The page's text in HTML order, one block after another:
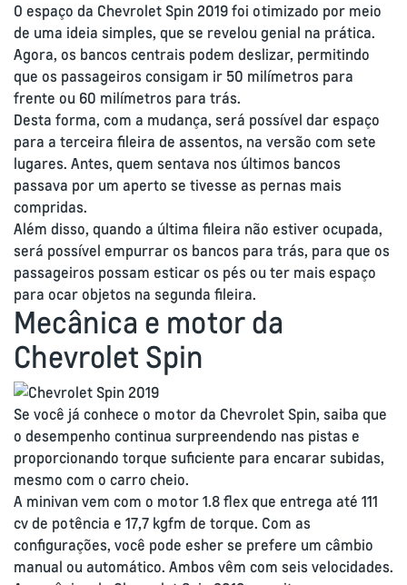
O espaço da Chevrolet Spin 2019 foi otimizado por meio
de uma ideia simples, que se revelou genial na prática.
Agora, os bancos centrais podem deslizar, permitindo
que os passageiros consigam ir 50 milímetros para
frente ou 60 milímetros para trás.
Desta forma, com a mudança, será possível dar espaço
para a terceira fileira de assentos, na versão com sete
lugares. Antes, quem sentava nos últimos bancos
passava por um aperto se tivesse as pernas mais
compridas.
Além disso, quando a última fileira não estiver ocupada,
será possível empurrar os bancos para trás, para que os
passageiros possam esticar os pés ou ter mais espaço
para ocar objetos na segunda fileira.
Mecânica e motor da
Chevrolet Spin
Se você já conhece o motor da Chevrolet Spin, saiba que
o desempenho continua surpreendendo nas pistas e
proporcionando torque suficiente para encarar subidas,
mesmo com o carro cheio.
A minivan vem com o motor 1.8 flex que entrega até 111
cv de potência e 17,7 kgfm de torque. Com as
configurações, você pode esher se prefere um câmbio
manual ou automático. Ambos vêm com seis velocidades.